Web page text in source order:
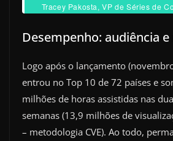
Tracey Pakosta, VP de Séries de
Desempenho: audiência
Logo após o lançamento
entrou no Top 10 de 72 países e
milhões de horas assistidas nas
semanas (13,9 milhões de
– metodologia CVE). Ao todo,